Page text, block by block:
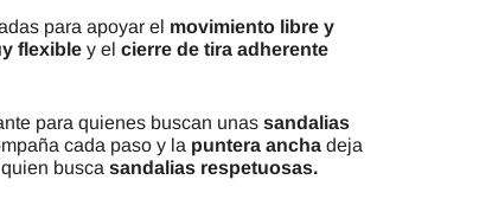
para apoyar el movimiento libre y
flexible y el cierre de tira adherente
para quienes buscan unas sandalias
cada paso y la puntera ancha deja
busca sandalias respetuosas.